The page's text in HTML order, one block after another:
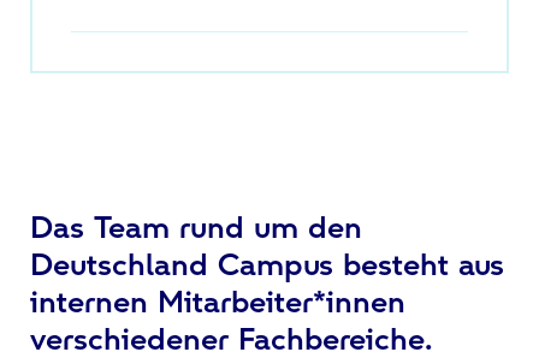
Das Team rund um den
Deutschland Campus besteht aus
internen Mitarbeiter*innen
verschiedener Fachbereiche.